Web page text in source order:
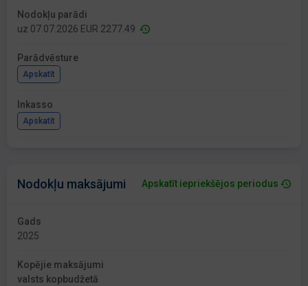
Nodokļu parādi
uz 07.07.2026 EUR 2277.49
Parādvēsture
Apskatīt
Inkasso
Apskatīt
Nodokļu maksājumi Apskatīt iepriekšējos periodus
Gads
2025
Kopējie maksājumi
valsts kopbudžetā